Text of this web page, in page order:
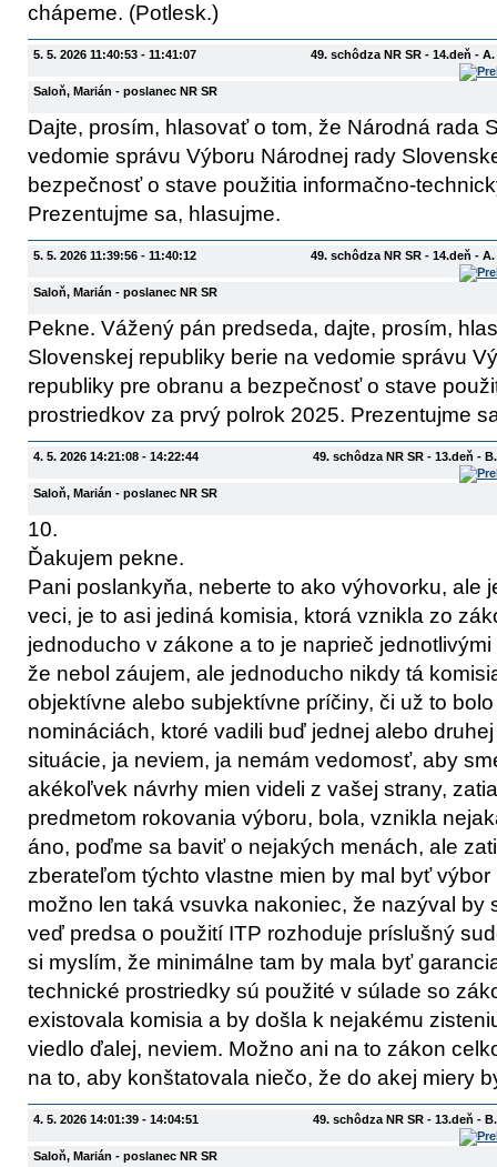
chápeme. (Potlesk.)
5. 5. 2026 11:40:53 - 11:41:07 49. schôdza NR SR - 14.deň -
Saloň, Marián - poslanec NR SR
Dajte, prosím, hlasovať o tom, že Národná rada
vedomie správu Výboru Národnej rady
bezpečnosť o stave použitia informačno-
Prezentujme sa, hlasujme.
5. 5. 2026 11:39:56 - 11:40:12 49. schôdza NR SR - 14.deň -
Saloň, Marián - poslanec NR SR
Pekne. Vážený pán predseda, dajte, prosím,
Slovenskej republiky berie na vedomie správu
republiky pre obranu a bezpečnosť o stave
prostriedkov za prvý polrok 2025. Prezentujme
4. 5. 2026 14:21:08 - 14:22:44 49. schôdza NR SR - 13.deň -
Saloň, Marián - poslanec NR SR
10.
Ďakujem pekne.
Pani poslankyňa, neberte to ako výhovorku, ale
veci, je to asi jediná komisia, ktorá vznikla zo
jednoducho v zákone a to je naprieč
že nebol záujem, ale jednoducho nikdy tá
objektívne alebo subjektívne príčiny, či už to
nomináciách, ktoré vadili buď jednej alebo
situácie, ja neviem, ja nemám vedomosť, aby
akékoľvek návrhy mien videli z vašej strany,
predmetom rokovania výboru, bola, vznikla
áno, poďme sa baviť o nejakých menách, ale
zberateľom týchto vlastne mien by mal byť
možno len taká vsuvka nakoniec, že nazýval by
veď predsa o použití ITP rozhoduje príslušný
si myslím, že minimálne tam by mala byť
technické prostriedky sú použité v súlade so
existovala komisia a by došla k nejakému
viedlo ďalej, neviem. Možno ani na to zákon
na to, aby konštatovala niečo, že do akej miery
4. 5. 2026 14:01:39 - 14:04:51 49. schôdza NR SR - 13.deň -
Saloň, Marián - poslanec NR SR